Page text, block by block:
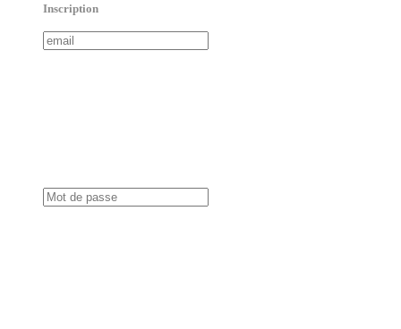
Inscription